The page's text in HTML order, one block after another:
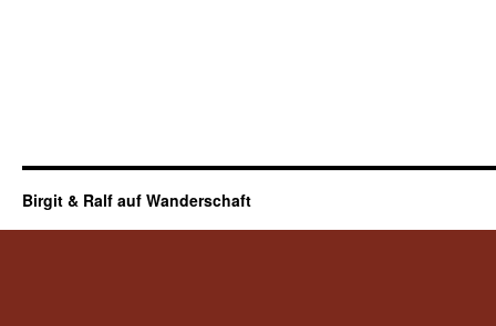
Birgit & Ralf auf Wanderschaft